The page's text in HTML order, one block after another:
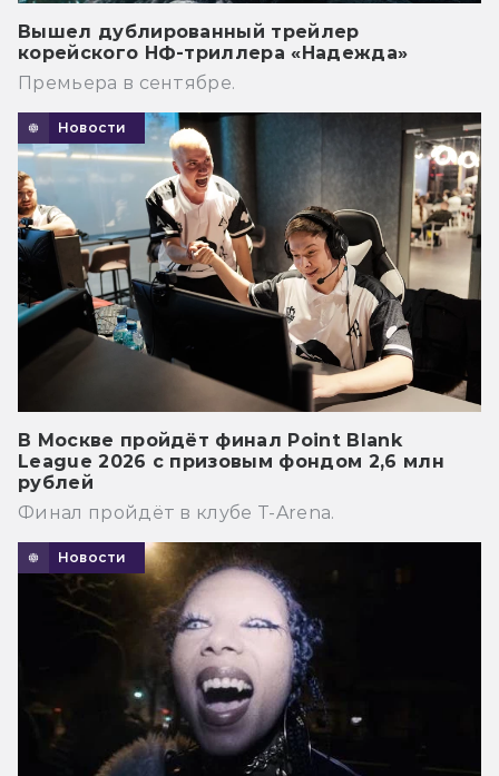
Вышел дублированный трейлер
корейского НФ-триллера «Надежда»
Премьера в сентябре.
Новости
В Москве пройдёт финал Point Blank
League 2026 с призовым фондом 2,6 млн
рублей
Финал пройдёт в клубе T-Arena.
Новости